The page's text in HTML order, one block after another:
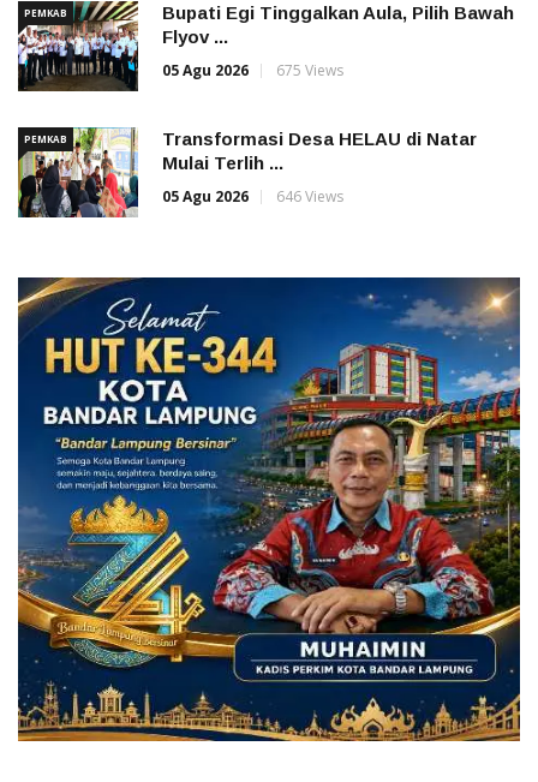
PEMKAB
Bupati Egi Tinggalkan Aula, Pilih Bawah
Flyov ...
05 Agu 2026
675 Views
PEMKAB
Transformasi Desa HELAU di Natar
Mulai Terlih ...
05 Agu 2026
646 Views